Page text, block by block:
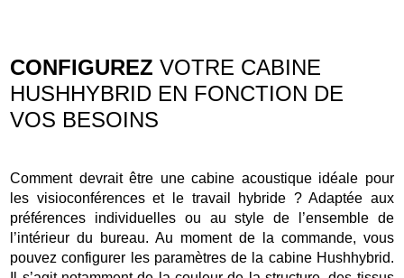
CONFIGUREZ VOTRE CABINE
HUSHHYBRID EN FONCTION DE
VOS BESOINS
Comment devrait être une cabine acoustique idéale pour
les visioconférences et le travail hybride ? Adaptée aux
préférences individuelles ou au style de l’ensemble de
l’intérieur du bureau. Au moment de la commande, vous
pouvez configurer les paramètres de la cabine Hushhybrid.